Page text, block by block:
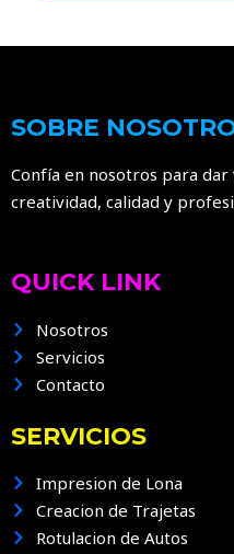
SOBRE
Confía en nosotros para
creatividad, calidad y
QUICK LINK
Nosotros
Servicios
Contacto
SERVICIOS
Impresion de Lona
Creacion de Trajetas
Rotulacion de Autos